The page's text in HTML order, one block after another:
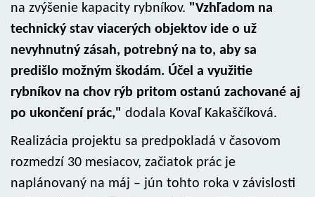
na zvýšenie kapacity rybníkov. "Vzhľadom na
technický stav viacerých objektov ide o už
nevyhnutný zásah, potrebný na to, aby sa
predišlo možným škodám. Účel a využitie
rybníkov na chov rýb pritom ostanú zachované aj
po ukončení prác," dodala Kovaľ Kakaščíková.
Realizácia projektu sa predpokladá v časovom
rozmedzí 30 mesiacov, začiatok prác je
naplánovaný na máj – jún tohto roka v závislosti